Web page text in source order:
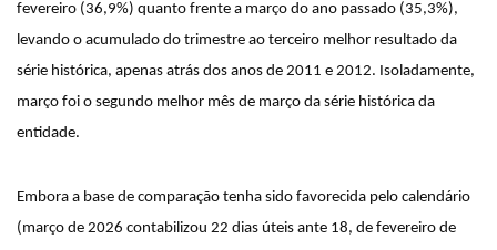
fevereiro (36,9%) quanto frente a março do ano passado (35,3%),
levando o acumulado do trimestre ao terceiro melhor resultado da
série histórica, apenas atrás dos anos de 2011 e 2012. Isoladamente,
março foi o segundo melhor mês de março da série histórica da
entidade.
Embora a base de comparação tenha sido favorecida pelo calendário
(março de 2026 contabilizou 22 dias úteis ante 18, de fevereiro de